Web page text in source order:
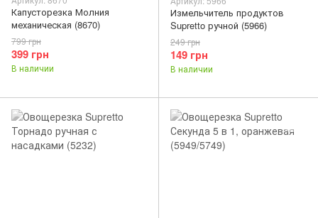
Капусторезка Молния
механическая (8670)
399 грн
799 грн
В наличии
Измельчитель продуктов
Supretto ручной (5966)
149 грн
249 грн
В наличии